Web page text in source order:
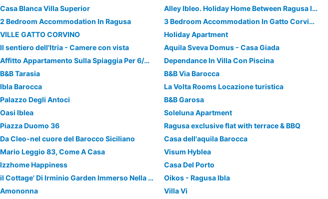
Casa Blanca Villa Superior
Alley Ibleo. Holiday Home Between Ragusa Ibla And Upper Ragusa.
2 Bedroom Accommodation In Ragusa
3 Bedroom Accommodation In Gatto Corvino -rg
VILLE GATTO CORVINO
Holiday Apartment
Il sentiero dell'Itria - Camere con vista
Aquila Sveva Domus - Casa Giada
Affitto Appartamento Sulla Spiaggia Per 6/8 Ospiti In Centro A Marina Di Ragusa
Dependance In Villa Con Piscina
B&B Tarasia
B&B Via Barocca
Ibla Barocca
La Volta Rooms Locazione turistica
Palazzo Degli Antoci
B&B Garosa
Oasi Iblea
Soleluna Apartment
Piazza Duomo 36
Ragusa exclusive flat with terrace & BBQ
Da Cleo-nel cuore del Barocco Siciliano
Casa dell'aquila Barocca
Mario Leggio 83, Come A Casa
Visum Hyblea
Izzhome Happiness
Casa Del Porto
il Cottage' Di Irminio Garden Immerso Nella Tipica Campagna Di Ragusa Ibla
Oikos - Ragusa Ibla
Amononna
Villa Vi